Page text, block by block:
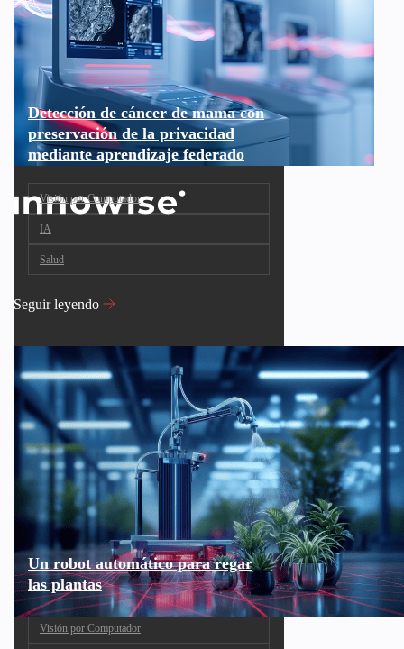
Detección de cáncer de mama con
preservación de la privacidad
mediante aprendizaje federado
Visión por Computador
IA
Salud
Seguir leyendo
Un robot automático para regar
las plantas
Visión por Computador